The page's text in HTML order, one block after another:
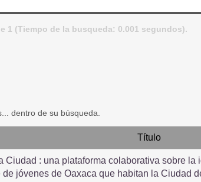
1 (Tiempo de la busqueda: 0.001 segundos).
dentro de su búsqueda.
Título
Ciudad : una plataforma colaborativa sobre la
de jóvenes de Oaxaca que habitan la Ciudad